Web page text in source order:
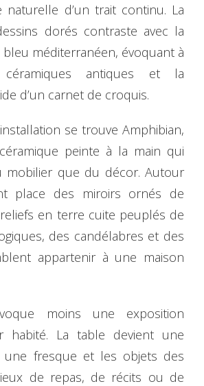
naturelle d’un trait continu. La
dorés contraste avec la
méditerranéen, évoquant à
antiques et la
d’un carnet de croquis.
se trouve Amphibian,
peinte à la main qui
mobilier que du décor. Autour
place des miroirs ornés de
en terre cuite peuplés de
des candélabres et des
appartenir à une maison
moins une exposition
habité. La table devient une
fresque et les objets des
de repas, de récits ou de